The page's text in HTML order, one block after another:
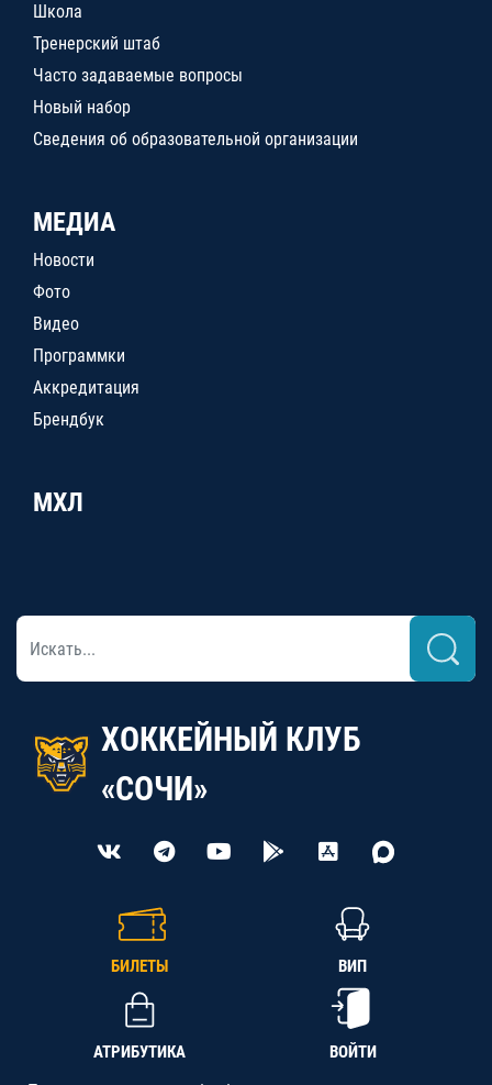
Школа
Тренерский штаб
Часто задаваемые вопросы
Новый набор
Сведения об образовательной организации
МЕДИА
Новости
Фото
Видео
Программки
Аккредитация
Брендбук
МХЛ
ХОККЕЙНЫЙ КЛУБ
«СОЧИ»
БИЛЕТЫ ВИП
АТРИБУТИКА ВОЙТИ